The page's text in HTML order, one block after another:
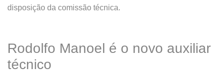
disposição da comissão técnica.
Rodolfo Manoel é o novo auxiliar
técnico